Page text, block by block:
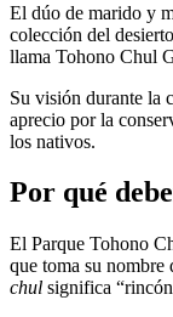
El dúo de marido y
colección del
llama Tohono Chul
Su visión durante la
aprecio por la
los nativos.
Por qué
El Parque Tohono
que toma su nombre
chul significa